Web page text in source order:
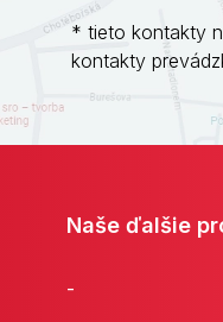
* tieto kontakty
kontakty
Naše ďalšie
-